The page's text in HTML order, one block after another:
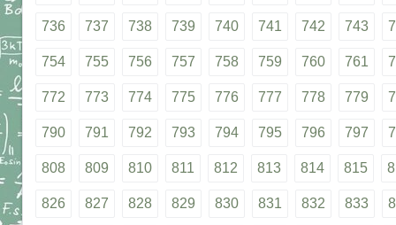
736 737 738 739 740 741 742 743
754 755 756 757 758 759 760 761
772 773 774 775 776 777 778 779
790 791 792 793 794 795 796 797
808 809 810 811 812 813 814 815
826 827 828 829 830 831 832 833